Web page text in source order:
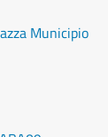
Municipio